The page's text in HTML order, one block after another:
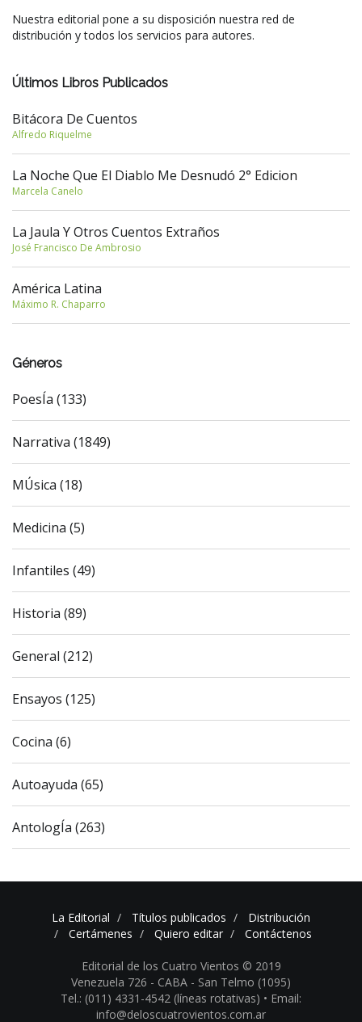
Nuestra editorial pone a su disposición nuestra red de
distribución y todos los servicios para autores.
Últimos Libros Publicados
Bitácora De Cuentos
Alfredo Riquelme
La Noche Que El Diablo Me Desnudó 2° Edicion
Marcela Canelo
La Jaula Y Otros Cuentos Extraños
José Francisco De Ambrosio
América Latina
Máximo R. Chaparro
Géneros
PoesÍa (133)
Narrativa (1849)
MÚsica (18)
Medicina (5)
Infantiles (49)
Historia (89)
General (212)
Ensayos (125)
Cocina (6)
Autoayuda (65)
AntologÍa (263)
La Editorial Títulos publicados
Distribución
Certámenes
Quiero editar Contáctenos
Editorial de los Cuatro Vientos © 2019
Venezuela 726 - CABA - San Telmo (1095)
Tel.: (011) 4331-4542 (líneas rotativas) • Email:
info@deloscuatrovientos.com.ar